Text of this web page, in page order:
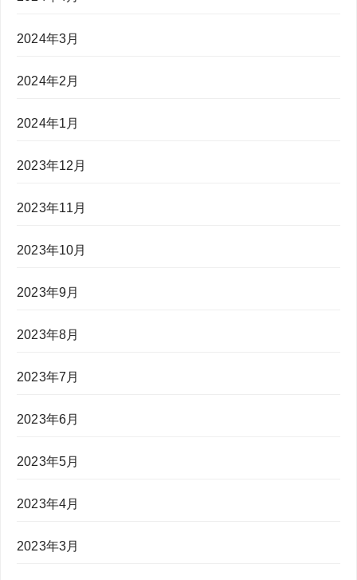
2024年3月
2024年2月
2024年1月
2023年12月
2023年11月
2023年10月
2023年9月
2023年8月
2023年7月
2023年6月
2023年5月
2023年4月
2023年3月